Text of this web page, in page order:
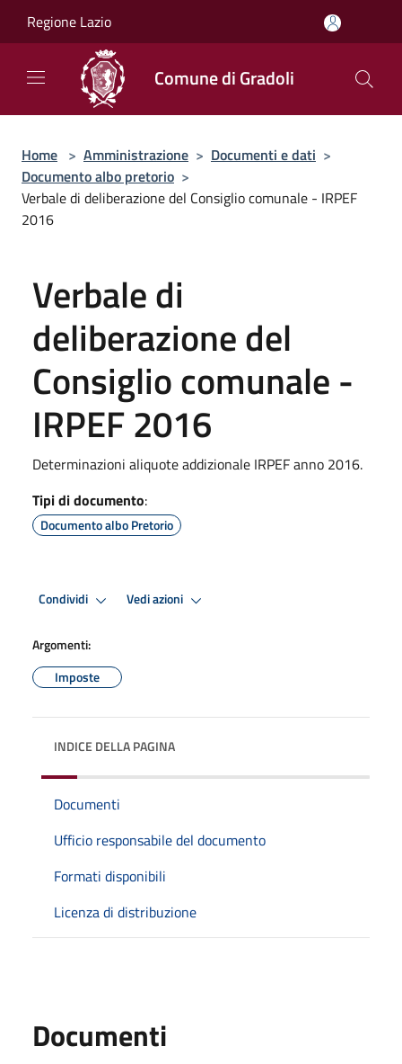
Regione Lazio
Comune di Gradoli
Home > Amministrazione > Documenti e dati >
Documento albo pretorio >
Verbale di deliberazione del Consiglio comunale - IRPEF
2016
Verbale di
deliberazione del
Consiglio comunale -
IRPEF 2016
Determinazioni aliquote addizionale IRPEF anno 2016.
Tipi di documento:
Documento albo Pretorio
Condividi Vedi azioni
Argomenti:
Imposte
INDICE DELLA PAGINA
Documenti
Ufficio responsabile del documento
Formati disponibili
Licenza di distribuzione
Documenti